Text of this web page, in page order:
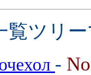
覧ツリ
-